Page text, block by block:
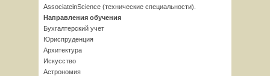
AssociateinScience (технические специальности).
Направления обучения
Бухгалтерский учет
Юриспруденция
Архитектура
Искусство
Астрономия